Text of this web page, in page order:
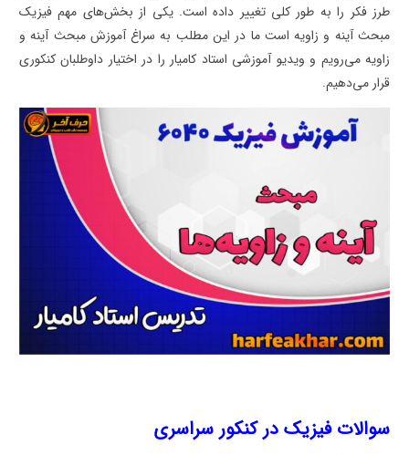
طرز فکر را به طور کلی تغییر داده است. یکی از بخش‌های مهم فیزیک
مبحث آینه و زاویه است ما در این مطلب به سراغ آموزش مبحث آینه و
زاویه می‌رویم و ویدیو آموزشی استاد کامیار را در اختیار داوطلبان کنکوری
قرار می‌دهیم.
سوالات فیزیک در کنکور سراسری